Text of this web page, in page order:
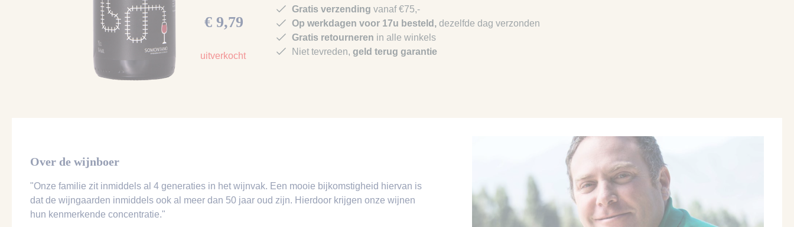
€ 9,79
uitverkocht
Gratis verzending vanaf €75,-
Op werkdagen voor 17u besteld, dezelfde dag verzonden
Gratis retourneren in alle winkels
Niet tevreden, geld terug garantie
Over de wijnboer
"Onze familie zit inmiddels al 4 generaties in het wijnvak. Een mooie bijkomstigheid hiervan is
dat de wijngaarden inmiddels ook al meer dan 50 jaar oud zijn. Hierdoor krijgen onze wijnen
hun kenmerkende concentratie."